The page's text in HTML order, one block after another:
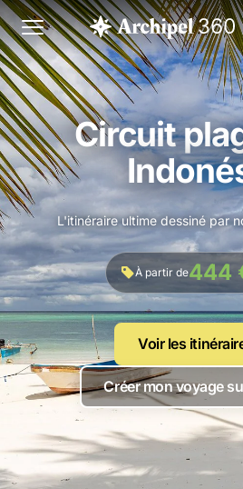
Circuit
L'itinéraire ultime dessiné par
À partir de444
Voir les
Créer mon voyage